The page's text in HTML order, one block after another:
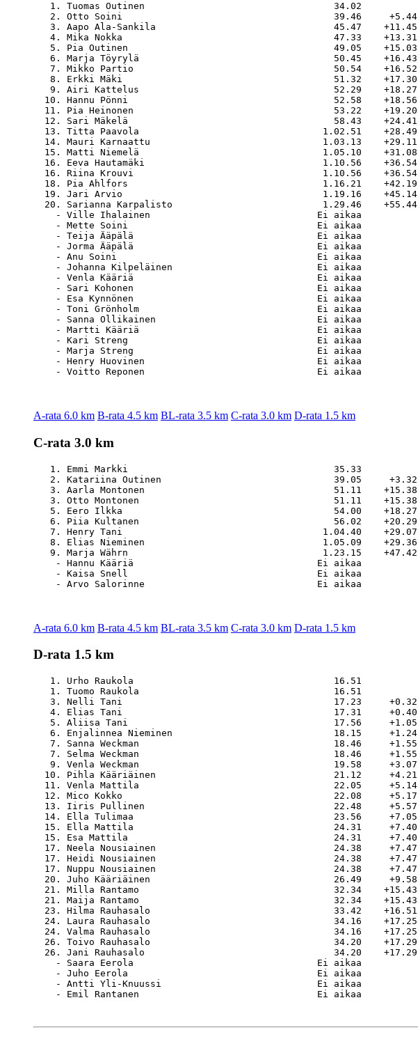
   1. Tuomas Outinen                                  34.02
   2. Otto Soini                                      39.46     +5.44
   3. Aapo Ala-Sankila                                45.47    +11.45
   4. Mika Nokka                                      47.33    +13.31
   5. Pia Outinen                                     49.05    +15.03
   6. Marja Töyrylä                                   50.45    +16.43
   7. Mikko Partio                                    50.54    +16.52
   8. Erkki Mäki                                      51.32    +17.30
   9. Airi Kattelus                                   52.29    +18.27
  10. Hannu Pönni                                     52.58    +18.56
  11. Pia Heinonen                                    53.22    +19.20
  12. Sari Mäkelä                                     58.43    +24.41
  13. Titta Paavola                                 1.02.51    +28.49
  14. Mauri Karnaattu                               1.03.13    +29.11
  15. Matti Niemelä                                 1.05.10    +31.08
  16. Eeva Hautamäki                                1.10.56    +36.54
  16. Riina Krouvi                                  1.10.56    +36.54
  18. Pia Ahlfors                                   1.16.21    +42.19
  19. Jari Arvio                                    1.19.16    +45.14
  20. Sarianna Karpalisto                           1.29.46    +55.44
    - Ville Ihalainen                              Ei aikaa
    - Mette Soini                                  Ei aikaa
    - Teija Ääpälä                                 Ei aikaa
    - Jorma Ääpälä                                 Ei aikaa
    - Anu Soini                                    Ei aikaa
    - Johanna Kilpeläinen                          Ei aikaa
    - Venla Kääriä                                 Ei aikaa
    - Sari Kohonen                                 Ei aikaa
    - Esa Kynnönen                                 Ei aikaa
    - Toni Grönholm                                Ei aikaa
    - Sanna Ollikainen                             Ei aikaa
    - Martti Kääriä                                Ei aikaa
    - Kari Streng                                  Ei aikaa
    - Marja Streng                                 Ei aikaa
    - Henry Huovinen                               Ei aikaa
A-rata 6.0 km B-rata 4.5 km BL-rata 3.5 km C-rata 3.0 km D-rata 1.5 km
C-rata 3.0 km
   1. Emmi Markki                                     35.33
   2. Katariina Outinen                               39.05     +3.32
   3. Aarla Montonen                                  51.11    +15.38
   3. Otto Montonen                                   51.11    +15.38
   5. Eero Ilkka                                      54.00    +18.27
   6. Piia Kultanen                                   56.02    +20.29
   7. Henry Tani                                    1.04.40    +29.07
   8. Elias Nieminen                                1.05.09    +29.36
   9. Marja Währn                                   1.23.15    +47.42
    - Hannu Kääriä                                 Ei aikaa
    - Kaisa Snell                                  Ei aikaa
A-rata 6.0 km B-rata 4.5 km BL-rata 3.5 km C-rata 3.0 km D-rata 1.5 km
D-rata 1.5 km
   1. Urho Raukola                                    16.51
   1. Tuomo Raukola                                   16.51
   3. Nelli Tani                                      17.23     +0.32
   4. Elias Tani                                      17.31     +0.40
   5. Aliisa Tani                                     17.56     +1.05
   6. Enjalinnea Nieminen                             18.15     +1.24
   7. Sanna Weckman                                   18.46     +1.55
   7. Selma Weckman                                   18.46     +1.55
   9. Venla Weckman                                   19.58     +3.07
  10. Pihla Kääriäinen                                21.12     +4.21
  11. Venla Mattila                                   22.05     +5.14
  12. Mico Kokko                                      22.08     +5.17
  13. Iiris Pullinen                                  22.48     +5.57
  14. Ella Tulimaa                                    23.56     +7.05
  15. Ella Mattila                                    24.31     +7.40
  15. Esa Mattila                                     24.31     +7.40
  17. Neela Nousiainen                                24.38     +7.47
  17. Heidi Nousiainen                                24.38     +7.47
  17. Nuppu Nousiainen                                24.38     +7.47
  20. Juho Kääriäinen                                 26.49     +9.58
  21. Milla Rantamo                                   32.34    +15.43
  21. Maija Rantamo                                   32.34    +15.43
  23. Hilma Rauhasalo                                 33.42    +16.51
  24. Laura Rauhasalo                                 34.16    +17.25
  24. Valma Rauhasalo                                 34.16    +17.25
  26. Toivo Rauhasalo                                 34.20    +17.29
  26. Jani Rauhasalo                                  34.20    +17.29
    - Saara Eerola                                 Ei aikaa
    - Juho Eerola                                  Ei aikaa
    - Antti Yli-Knuussi                            Ei aikaa